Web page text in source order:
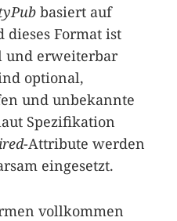
basiert auf
dieses Format ist
und erweiterbar
optional,
und unbekannte
Spezifikation
-Attribute werden
eingesetzt.
vollkommen